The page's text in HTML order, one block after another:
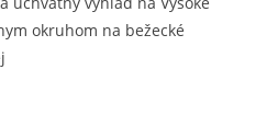
okruhom na bežecké